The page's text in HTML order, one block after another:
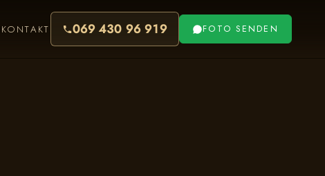
KONTAKT 069 430 96 919 FOTO SENDEN